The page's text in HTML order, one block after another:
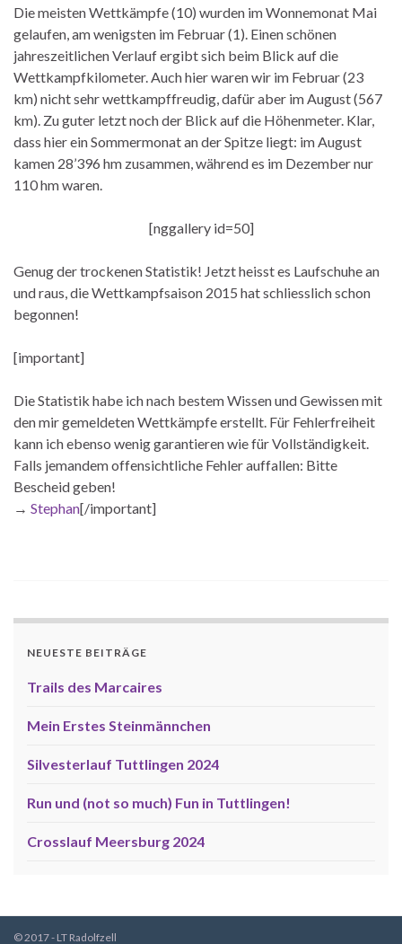
Die meisten Wettkämpfe (10) wurden im Wonnemonat Mai
gelaufen, am wenigsten im Februar (1). Einen schönen
jahreszeitlichen Verlauf ergibt sich beim Blick auf die
Wettkampfkilometer. Auch hier waren wir im Februar (23
km) nicht sehr wettkampffreudig, dafür aber im August (567
km). Zu guter letzt noch der Blick auf die Höhenmeter. Klar,
dass hier ein Sommermonat an der Spitze liegt: im August
kamen 28’396 hm zusammen, während es im Dezember nur
110 hm waren.
[nggallery id=50]
Genug der trockenen Statistik! Jetzt heisst es Laufschuhe an
und raus, die Wettkampfsaison 2015 hat schliesslich schon
begonnen!
[important]
Die Statistik habe ich nach bestem Wissen und Gewissen mit
den mir gemeldeten Wettkämpfe erstellt. Für Fehlerfreiheit
kann ich ebenso wenig garantieren wie für Vollständigkeit.
Falls jemandem offensichtliche Fehler auffallen: Bitte
Bescheid geben!
→ Stephan[/important]
NEUESTE BEITRÄGE
Trails des Marcaires
Mein Erstes Steinmännchen
Silvesterlauf Tuttlingen 2024
Run und (not so much) Fun in Tuttlingen!
Crosslauf Meersburg 2024
© 2017 - LT Radolfzell